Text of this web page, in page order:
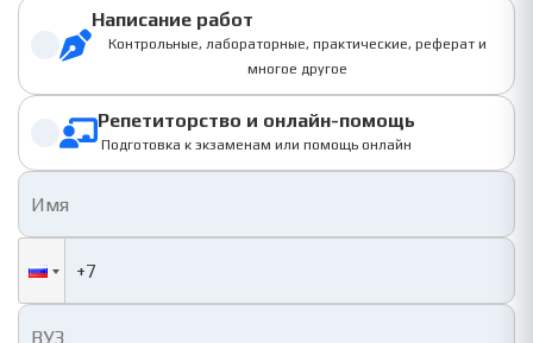
Написание работ
Контрольные, лабораторные, практические, реферат и
многое другое
Репетиторство и онлайн-помощь
Подготовка к экзаменам или помощь онлайн